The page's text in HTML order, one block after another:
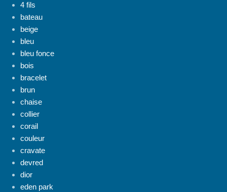
4 fils
bateau
beige
bleu
bleu fonce
bois
bracelet
brun
chaise
collier
corail
couleur
cravate
devred
dior
eden park